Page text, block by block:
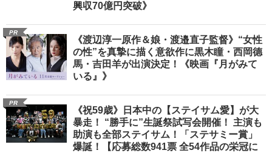
興収70億円突破》
PR
《渡辺淳一原作＆娘・渡邉直子監督》“女性
の性”を真摯に描く意欲作に黒木瞳・西岡德
馬・吉田羊が出演決定！《映画『月がみて
いる』》
PR
《祝59歳》日本中の【ステイサム愛】が大
暴走！ “勝手に”生誕祭試写会開催！ 主演も
助演も全部ステイサム！「ステサミー賞」
爆誕！【応募総数941票 全54作品の栄冠に